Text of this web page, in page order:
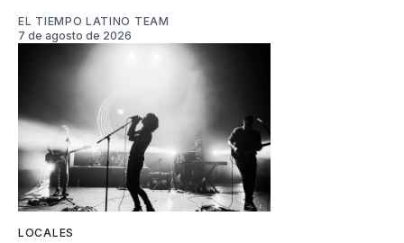
EL TIEMPO LATINO TEAM
7 de agosto de 2026
LOCALES